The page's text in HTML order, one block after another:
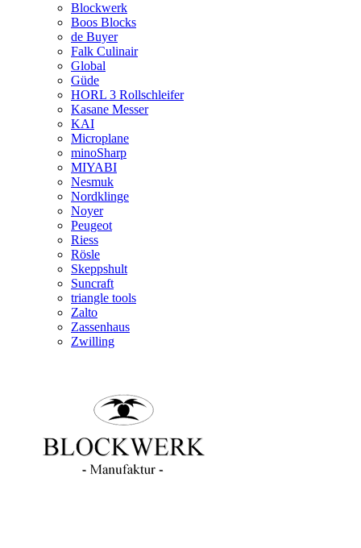
Blockwerk
Boos Blocks
de Buyer
Falk Culinair
Global
Güde
HORL 3 Rollschleifer
Kasane Messer
KAI
Microplane
minoSharp
MIYABI
Nesmuk
Nordklinge
Noyer
Peugeot
Riess
Rösle
Skeppshult
Suncraft
triangle tools
Zalto
Zassenhaus
Zwilling